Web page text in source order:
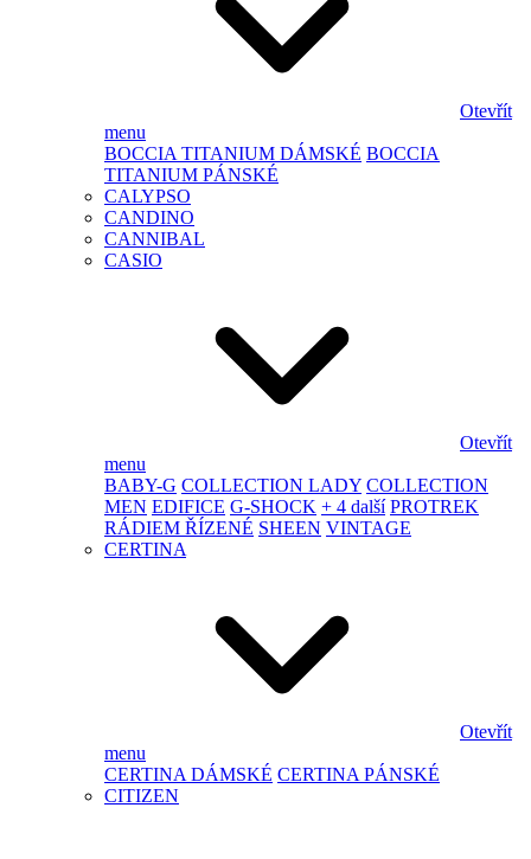
Otevřít
menu
BOCCIA TITANIUM DÁMSKÉ BOCCIA
TITANIUM PÁNSKÉ
CALYPSO
CANDINO
CANNIBAL
CASIO
Otevřít
menu
BABY-G COLLECTION LADY COLLECTION
MEN EDIFICE G-SHOCK + 4 další PROTREK
RÁDIEM ŘÍZENÉ SHEEN VINTAGE
CERTINA
Otevřít
menu
CERTINA DÁMSKÉ CERTINA PÁNSKÉ
CITIZEN